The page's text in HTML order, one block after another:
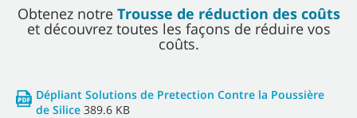
Obtenez notre Trousse de réduction des coûts
et découvrez toutes les façons de réduire vos
coûts.
Dépliant Solutions de Pretection Contre la Poussière
de Silice 389.6 KB